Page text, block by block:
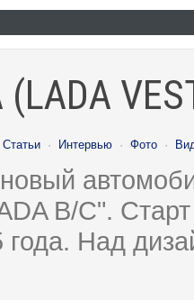
Статьи · Интервью · Фото ·
B/C".
года. Над